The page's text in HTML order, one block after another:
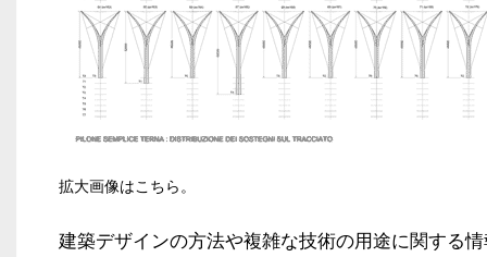
拡大画像はこちら。
建築デザインの方法や複雑な技術の用途に関する